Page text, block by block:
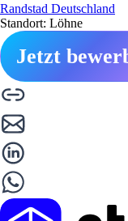
Randstad Deutschland
Standort: Löhne
Jetzt